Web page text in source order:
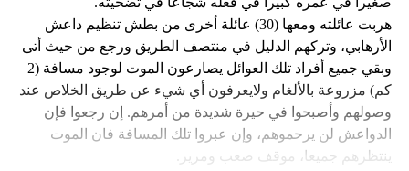
هربت عائلته ومعها (30) عائلة أخرى من بطش تنظيم داعش
الأرهابي، وتركهم الدليل في منتصف الطريق ورجع من حيث أتى
وبقي جميع أفراد تلك العوائل يصارعون الموت لوجود مسافة (2
كم) مزروعة بالألغام ولايعرفون أي شيء عن طريق الخلاص عند
وصولهم وأصبحوا في حيرة شديدة من أمرهم. إن رجعوا فإن
الدواعش لن يرحموهم، وإن عبروا تلك المسافة فان الموت
ينتظرهم جميعا، موقف صعب ومرير.